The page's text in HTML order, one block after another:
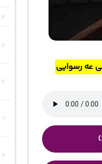
عه رسوایی